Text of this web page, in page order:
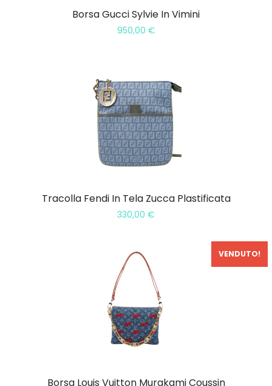
Borsa Gucci Sylvie In Vimini
950,00 €
Tracolla Fendi In Tela Zucca Plastificata
330,00 €
VENDUTO!
Borsa Louis Vuitton Murakami Coussin